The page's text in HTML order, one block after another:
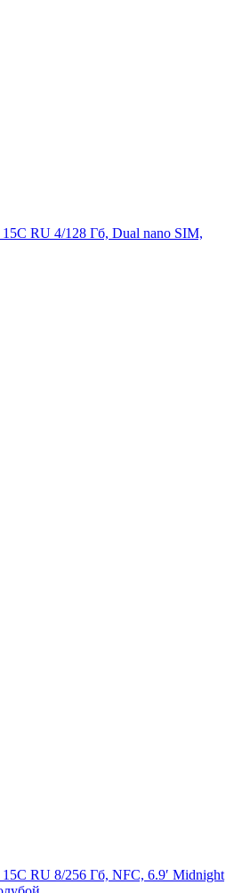
RU 4/128 Гб, Dual nano SIM,
RU 8/256 Гб, NFC, 6.9′ Midnight